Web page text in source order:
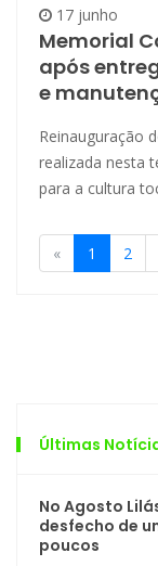
17 junho
Memorial
após
e
Reinauguração
realizada nesta
para a cultura
« 1 2
Últimas
No Agosto
desfecho de
poucos